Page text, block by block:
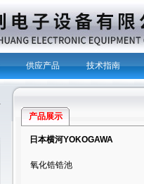
供应产品 技术指南
产品展示
日本横河YOKOGAWA
氧化锆锆池